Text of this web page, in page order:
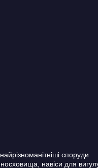
споруди
навіси для